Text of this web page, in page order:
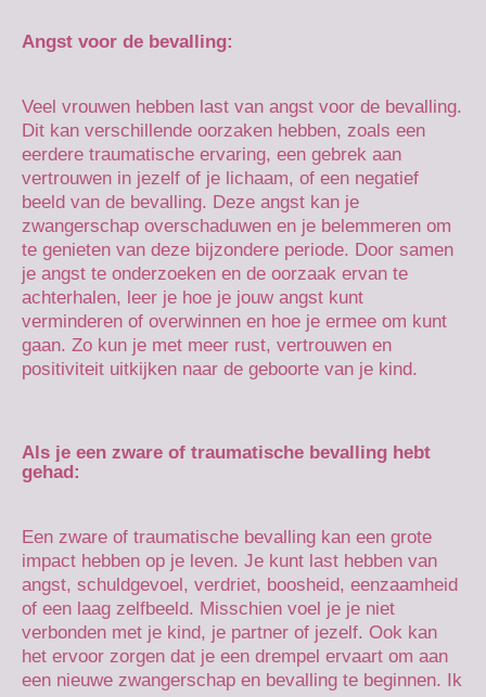
Angst voor de bevalling:
Veel vrouwen hebben last van angst voor de bevalling.
Dit kan verschillende oorzaken hebben, zoals een
eerdere traumatische ervaring, een gebrek aan
vertrouwen in jezelf of je lichaam, of een negatief
beeld van de bevalling. Deze angst kan je
zwangerschap overschaduwen en je belemmeren om
te genieten van deze bijzondere periode. Door samen
je angst te onderzoeken en de oorzaak ervan te
achterhalen, leer je hoe je jouw angst kunt
verminderen of overwinnen en hoe je ermee om kunt
gaan. Zo kun je met meer rust, vertrouwen en
positiviteit uitkijken naar de geboorte van je kind.
Als je een zware of traumatische bevalling hebt
gehad:
Een zware of traumatische bevalling kan een grote
impact hebben op je leven. Je kunt last hebben van
angst, schuldgevoel, verdriet, boosheid, eenzaamheid
of een laag zelfbeeld. Misschien voel je je niet
verbonden met je kind, je partner of jezelf. Ook kan
het ervoor zorgen dat je een drempel ervaart om aan
een nieuwe zwangerschap en bevalling te beginnen. Ik